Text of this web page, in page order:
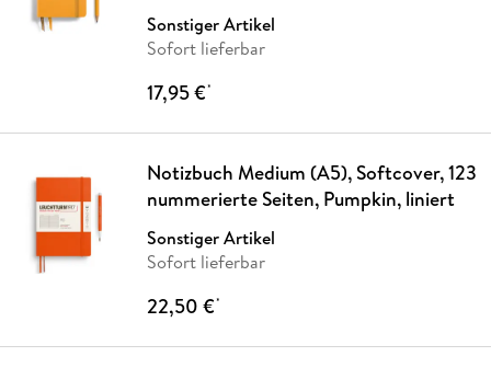
Sonstiger Artikel
Sofort lieferbar
17,95 €*
Notizbuch Medium (A5), Softcover, 123
nummerierte Seiten, Pumpkin, liniert
Sonstiger Artikel
Sofort lieferbar
22,50 €*